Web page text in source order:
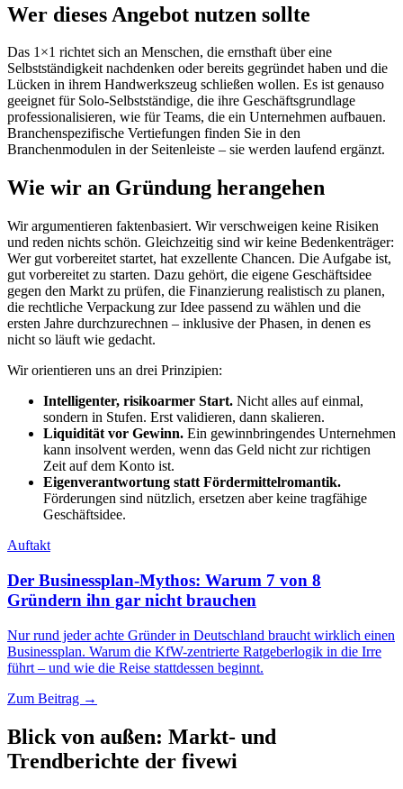
Wer dieses Angebot nutzen sollte
Das 1×1 richtet sich an Menschen, die ernsthaft über eine
Selbstständigkeit nachdenken oder bereits gegründet haben und die
Lücken in ihrem Handwerkszeug schließen wollen. Es ist genauso
geeignet für Solo-Selbstständige, die ihre Geschäftsgrundlage
professionalisieren, wie für Teams, die ein Unternehmen aufbauen.
Branchenspezifische Vertiefungen finden Sie in den
Branchenmodulen in der Seitenleiste – sie werden laufend ergänzt.
Wie wir an Gründung herangehen
Wir argumentieren faktenbasiert. Wir verschweigen keine Risiken
und reden nichts schön. Gleichzeitig sind wir keine Bedenkenträger:
Wer gut vorbereitet startet, hat exzellente Chancen. Die Aufgabe ist,
gut vorbereitet zu starten. Dazu gehört, die eigene Geschäftsidee
gegen den Markt zu prüfen, die Finanzierung realistisch zu planen,
die rechtliche Verpackung zur Idee passend zu wählen und die
ersten Jahre durchzurechnen – inklusive der Phasen, in denen es
nicht so läuft wie gedacht.
Wir orientieren uns an drei Prinzipien:
Intelligenter, risikoarmer Start. Nicht alles auf einmal,
sondern in Stufen. Erst validieren, dann skalieren.
Liquidität vor Gewinn. Ein gewinnbringendes Unternehmen
kann insolvent werden, wenn das Geld nicht zur richtigen
Zeit auf dem Konto ist.
Eigenverantwortung statt Fördermittelromantik.
Förderungen sind nützlich, ersetzen aber keine tragfähige
Geschäftsidee.
Auftakt
Der Businessplan-Mythos: Warum 7 von 8
Gründern ihn gar nicht brauchen
Nur rund jeder achte Gründer in Deutschland braucht wirklich einen
Businessplan. Warum die KfW-zentrierte Ratgeberlogik in die Irre
führt – und wie die Reise stattdessen beginnt.
Zum Beitrag →
Blick von außen: Markt- und
Trendberichte der fivewi